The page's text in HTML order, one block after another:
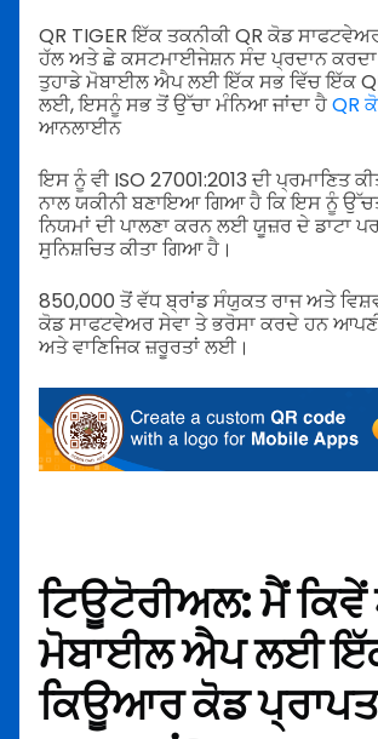
QR TIGER ਇੱਕ ਤਕਨੀਕੀ QR ਕੋਡ
ਹੱਲ ਅਤੇ ਛੇ ਕਸਟਮਾਈਜੇਸ਼ਨ ਸੰਦ ਪ੍ਰਦਾਨ ਕਰਦਾ
ਤੁਹਾਡੇ ਮੋਬਾਈਲ ਐਪ ਲਈ ਇੱਕ ਸਭ ਵਿੱਚ ਇੱਕ
ਲਈ, ਇਸਨੂੰ ਸਭ ਤੋਂ ਉੱਚਾ ਮੰਨਿਆ ਜਾਂਦਾ ਹੈQR
ਆਨਲਾਈਨ
ਇਸ ਨੂੰ ਵੀ ISO 27001:2013 ਦੀ ਪ੍ਰਮਾਣਿਤ
ਨਾਲ ਯਕੀਨੀ ਬਣਾਇਆ ਗਿਆ ਹੈ ਕਿ ਇਸ ਨੂੰ
ਨਿਯਮਾਂ ਦੀ ਪਾਲਣਾ ਕਰਨ ਲਈ ਯੂਜ਼ਰ ਦੇ ਡਾਟਾ
ਸੁਨਿਸ਼ਚਿਤ ਕੀਤਾ ਗਿਆ ਹੈ।
850,000 ਤੋਂ ਵੱਧ ਬ੍ਰਾਂਡ ਸੰਯੁਕਤ ਰਾਜ ਅਤੇ
ਕੋਡ ਸਾਫਟਵੇਅਰ ਸੇਵਾ ਤੇ ਭਰੋਸਾ ਕਰਦੇ ਹਨ
ਅਤੇ ਵਾਣਿਜਿਕ ਜ਼ਰੂਰਤਾਂ ਲਈ।
ਟਿਊਟੋਰੀਅਲ:ਮੈਂ
ਮੋਬਾਈਲ ਐਪ ਲਈ
ਕਿਊਆਰ ਕੋਡ